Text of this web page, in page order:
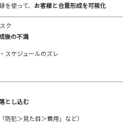
を使って、 お客様と合意形成を可視化
ク
後の不満
スケジュールのズレ
とし込む
防犯＞見た目＞費用」 など）